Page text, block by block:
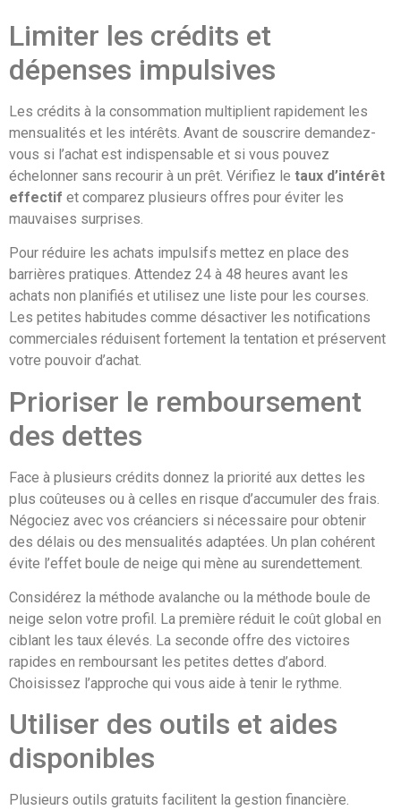
Limiter les crédits et
dépenses impulsives
Les crédits à la consommation multiplient rapidement les
mensualités et les intérêts. Avant de souscrire demandez-
vous si l’achat est indispensable et si vous pouvez
échelonner sans recourir à un prêt. Vérifiez le taux d’intérêt
effectif et comparez plusieurs offres pour éviter les
mauvaises surprises.
Pour réduire les achats impulsifs mettez en place des
barrières pratiques. Attendez 24 à 48 heures avant les
achats non planifiés et utilisez une liste pour les courses.
Les petites habitudes comme désactiver les notifications
commerciales réduisent fortement la tentation et préservent
votre pouvoir d’achat.
Prioriser le remboursement
des dettes
Face à plusieurs crédits donnez la priorité aux dettes les
plus coûteuses ou à celles en risque d’accumuler des frais.
Négociez avec vos créanciers si nécessaire pour obtenir
des délais ou des mensualités adaptées. Un plan cohérent
évite l’effet boule de neige qui mène au surendettement.
Considérez la méthode avalanche ou la méthode boule de
neige selon votre profil. La première réduit le coût global en
ciblant les taux élevés. La seconde offre des victoires
rapides en remboursant les petites dettes d’abord.
Choisissez l’approche qui vous aide à tenir le rythme.
Utiliser des outils et aides
disponibles
Plusieurs outils gratuits facilitent la gestion financière.